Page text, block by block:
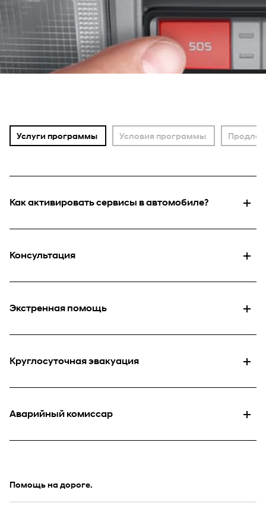
Услуги программы Условия программы
Как активировать сервисы в автомобиле?
Консультация
Экстренная помощь
Круглосуточная эвакуация
Аварийный комиссар
Помощь на дороге.